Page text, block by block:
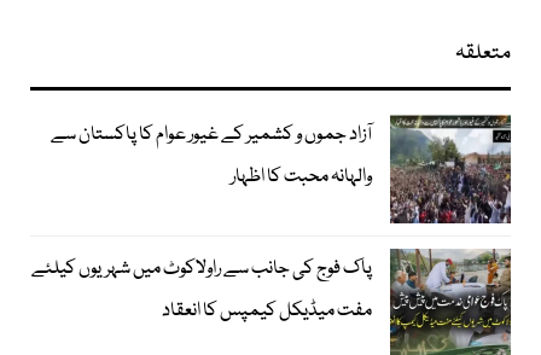
متعلقہ
آزاد جموں و کشمیر کے غیور عوام کا پاکستان سے
والہانہ محبت کا اظہار
پاک فوج کی جانب سے راولاکوٹ میں شہریوں کیلئے
مفت میڈیکل کیمپس کا انعقاد